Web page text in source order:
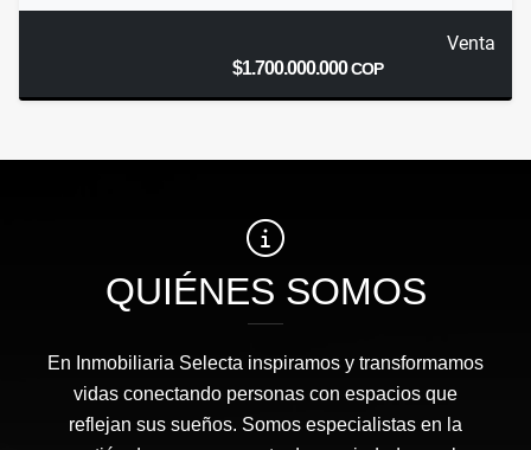
Venta
$1.700.000.000COP
QUIÉNES SOMOS
En Inmobiliaria Selecta inspiramos y transformamos
vidas conectando personas con espacios que
reflejan sus sueños. Somos especialistas en la